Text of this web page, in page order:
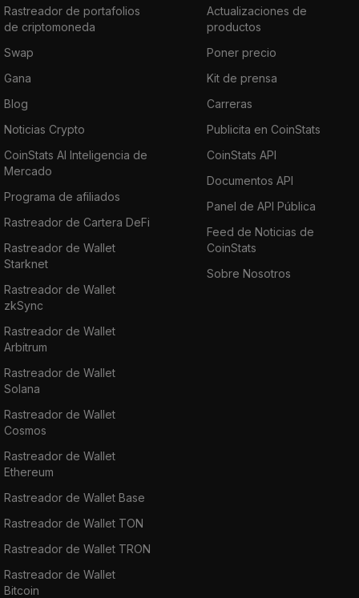
Rastreador de portafolios
de criptomoneda
Swap
Gana
Blog
Noticias Crypto
CoinStats AI Inteligencia de
Mercado
Programa de afiliados
Rastreador de Cartera DeFi
Rastreador de Wallet
Starknet
Rastreador de Wallet
zkSync
Rastreador de Wallet
Arbitrum
Rastreador de Wallet
Solana
Rastreador de Wallet
Cosmos
Rastreador de Wallet
Ethereum
Rastreador de Wallet Base
Rastreador de Wallet TON
Rastreador de Wallet TRON
Rastreador de Wallet
Bitcoin
Actualizaciones de
productos
Poner precio
Kit de prensa
Carreras
Publicita en CoinStats
CoinStats API
Documentos API
Panel de API Pública
Feed de Noticias de
CoinStats
Sobre Nosotros